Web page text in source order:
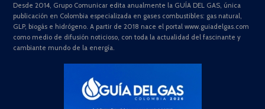
Desde 2014, Grupo Comunicar edita anualmente la GUÍA DEL GAS, única
publicación en Colombia especializada en gases combustibles: gas natural,
GLP, biogás e hidrógeno. A partir de 2018 nace el portal www.guiadelgas.com
como medio de difusión noticioso, con toda la actualidad del fascinante y
cambiante mundo de la energía.